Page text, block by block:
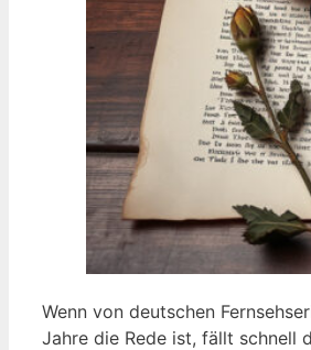
Wenn von deutschen
Jahre die Rede ist, fällt schnell